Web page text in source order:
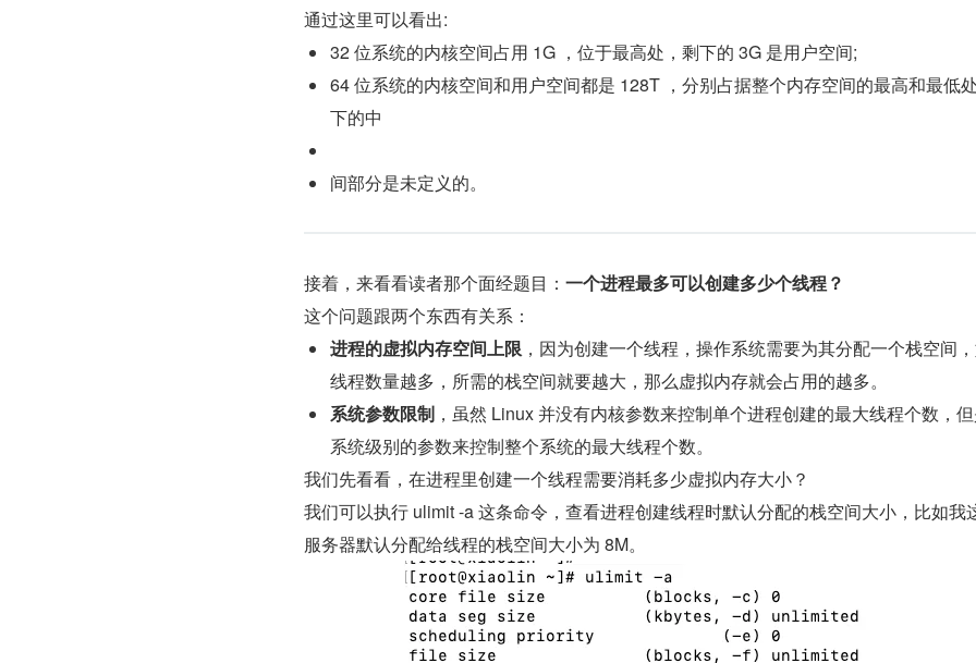
通过这里可以看出:
32 位系统的内核空间占用 1G ，位于最高处，剩下的 3G 是用户空间;
64 位系统的内核空间和用户空间都是 128T ，分别占据整个内存空间的最高和最低
下的中
间部分是未定义的。
接着，来看看读者那个面经题目： 一个进程最多可以创建多少个线程？
这个问题跟两个东西有关系：
进程的虚拟内存空间上限 ，因为创建一个线程，操作系统需要为其分配一个栈空间
线程数量越多，所需的栈空间就要越大，那么虚拟内存就会占用的越多。
系统参数限制 ，虽然 Linux 并没有内核参数来控制单个进程创建的最大线程个数，
系统级别的参数来控制整个系统的最大线程个数。
我们先看看，在进程里创建一个线程需要消耗多少虚拟内存大小？
我们可以执行 ulimit -a 这条命令，查看进程创建线程时默认分配的栈空间大小，比如我
服务器默认分配给线程的栈空间大小为 8M。